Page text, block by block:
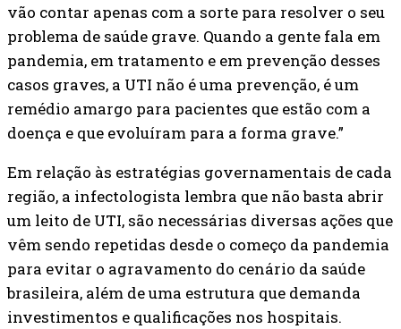
vão contar apenas com a sorte para resolver o seu
problema de saúde grave. Quando a gente fala em
pandemia, em tratamento e em prevenção desses
casos graves, a UTI não é uma prevenção, é um
remédio amargo para pacientes que estão com a
doença e que evoluíram para a forma grave.”
Em relação às estratégias governamentais de cada
região, a infectologista lembra que não basta abrir
um leito de UTI, são necessárias diversas ações que
vêm sendo repetidas desde o começo da pandemia
para evitar o agravamento do cenário da saúde
brasileira, além de uma estrutura que demanda
investimentos e qualificações nos hospitais.